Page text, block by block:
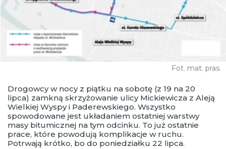
Fot. mat. pras.
Drogowcy w nocy z piątku na sobotę (z 19 na 20
lipca) zamkną skrzyżowanie ulicy Mickiewicza z Aleją
Wielkiej Wyspy i Paderewskiego. Wszystko
spowodowane jest układaniem ostatniej warstwy
masy bitumicznej na tym odcinku. To już ostatnie
prace, które powodują komplikacje w ruchu.
Potrwają krótko, bo do poniedziałku 22 lipca.